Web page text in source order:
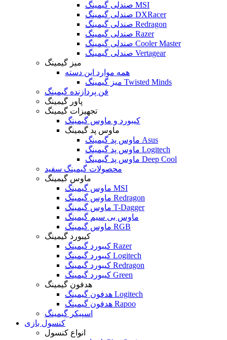
صندلی گیمینگ MSI
صندلی گیمینگ DXRacer
صندلی گیمینگ Redragon
صندلی گیمینگ Razer
صندلی گیمینگ Cooler Master
صندلی گیمینگ Vertagear
میز گیمینگ
همه موارد این دسته
میز گیمینگ Twisted Minds
فن پردازنده گیمینگ
پاور گیمینگ
تجهیزات گیمینگ
کیبورد و ماوس گیمینگ
ماوس پد گیمینگ
ماوس پد گیمینگ Asus
ماوس پد گیمینگ Logitech
ماوس پد گیمینگ Deep Cool
محصولات گیمینگ سفید
ماوس گیمینگ
ماوس گیمینگ MSI
ماوس گیمینگ Redragon
ماوس گیمینگ T-Dagger
ماوس بی سیم گیمینگ
ماوس گیمینگ RGB
کیبورد گیمینگ
کیبورد گیمینگ Razer
کیبورد گیمینگ Logitech
کیبورد گیمینگ Redragon
کیبورد گیمینگ Green
هدفون گیمینگ
هدفون گیمینگ Logitech
هدفون گیمینگ Rapoo
اسپیکر گیمینگ
کنسول بازی
انواع کنسول